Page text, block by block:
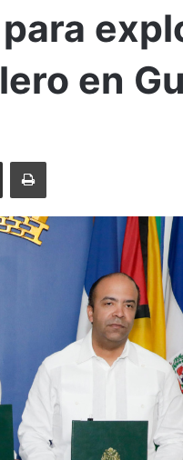
en
Compartir via Email Imprimi